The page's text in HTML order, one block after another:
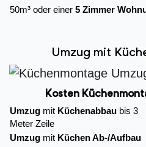
50m³ oder einer 5 Zimmer
Umzug mit
Kosten
Umzug mit Küchenabbau bis 3
Meter Zeile
Umzug mit Küchen Ab-/Aufbau